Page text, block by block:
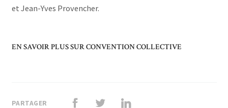
et Jean-Yves Provencher.
EN SAVOIR PLUS SUR CONVENTION COLLECTIVE
PARTAGER